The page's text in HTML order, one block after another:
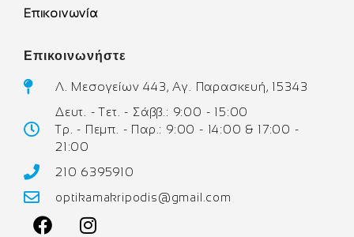
Επικοινωνία
Επικοινωνήστε
Λ. Μεσογείων 443, Αγ. Παρασκευή, 15343
Δευτ. - Τετ. - Σάββ.: 9:00 - 15:00
Τρ. - Πεμπ. - Παρ.: 9:00 - 14:00 & 17:00 -
21:00
210 6395910
optikamakripodis@gmail.com